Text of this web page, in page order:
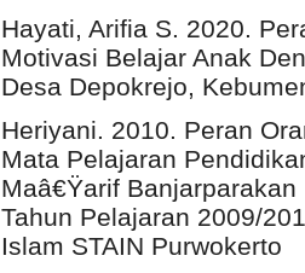
Hayati, Arifia S. 2020.
Motivasi Belajar Anak
Desa Depokrejo,
Heriyani. 2010. Peran
Mata Pelajaran
Maâ€Ÿarif
Tahun Pelajaran 2009/
Islam STAIN Purwokerto